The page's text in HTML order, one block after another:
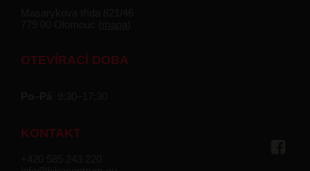
OTEVÍRACÍ DOBA
KONTAKT